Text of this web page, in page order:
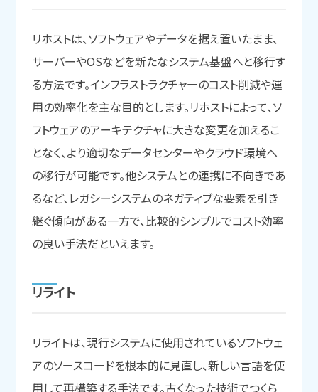
リホストは、ソフトウェアやデータを据え置いたまま、
サーバーやOSなどを新たなシステム基盤へと移行す
る方法です。インフラストラクチャーのコスト削減や運
用の効率化を主な目的とします。リホストによって、ソ
フトウェアのアーキテクチャに大きな変更を加えるこ
となく、より適切なデータセンターやクラウド環境へ
の移行が可能です。他システムとの連携に不向きであ
るなど、レガシーシステムのネガティブな要素を引き
継ぐ傾向がある一方で、比較的シンプルでコスト効率
の良い手法だといえます。
リライト
リライトは、現行システムに使用されているソフトウェ
アのソースコードを根本的に見直し、新しい言語を使
用して再構築する手法です。古くなった技術でつくら